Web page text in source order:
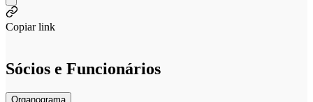
Copiar link
Sócios e Funcionários
Organograma